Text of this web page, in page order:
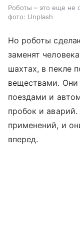
Роботы – это еще не
фото: Unplash
Но роботы
заменят
шахтах, в пекле
веществами. Они
поездами и
пробок и
применений, и
вперед.